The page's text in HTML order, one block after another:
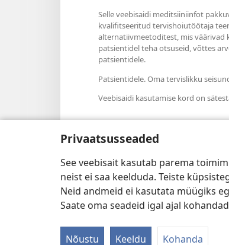
Privaatsusseaded
See veebisait kasutab parema
neist ei saa keelduda. Teiste
Neid andmeid ei kasutata müügiks
Saate oma seadeid igal ajal
Nõustu Keeldu Kohanda
Selle veebisaidi meditsiiniinfot
kvalifitseeritud tervishoiutöötaja
alternatiivmeetoditest, mis väärivad
patsientidel teha otsuseid, võttes
patsientidele.
Patsientidele. Oma tervislikku
Veebisaidi kasutamise kord on
Copyright © 2026 Watch